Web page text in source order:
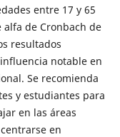
entre 17 y 65
alfa de Cronbach de
resultados
notable en
Se recomienda
y estudiantes para
en las áreas
en